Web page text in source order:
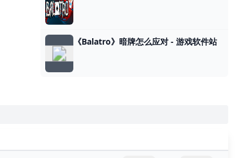
《Balatro》暗牌怎么应对 - 游戏软件站